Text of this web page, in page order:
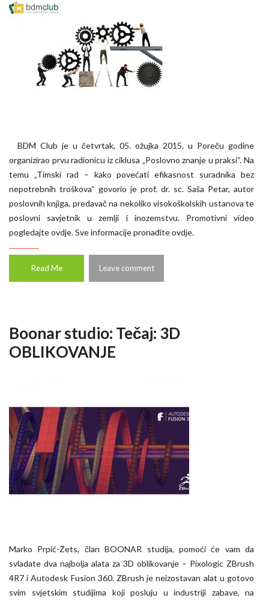
BDM Club je u četvrtak, 05. ožujka 2015. u Poreču godine
organizirao prvu radionicu iz ciklusa „Poslovno znanje u praksi“. Na
temu „Timski rad – kako povećati efikasnost suradnika bez
nepotrebnih troškova“ govorio je prof. dr. sc. Saša Petar, autor
poslovnih knjiga, predavač na nekoliko visokoškolskih ustanova te
poslovni savjetnik u zemlji i inozemstvu. Promotivni video
pogledajte ovdje. Sve informacije pronađite ovdje.
Read Me Leave comment
Boonar studio: Tečaj: 3D
OBLIKOVANJE
Marko Prpić-Zets, član BOONAR studija, pomoći će vam da
svladate dva najbolja alata za 3D oblikovanje – Pixologic ZBrush
4R7 i Autodesk Fusion 360. ZBrush je neizostavan alat u gotovo
svim svjetskim studijima koji posluju u industriji zabave, na